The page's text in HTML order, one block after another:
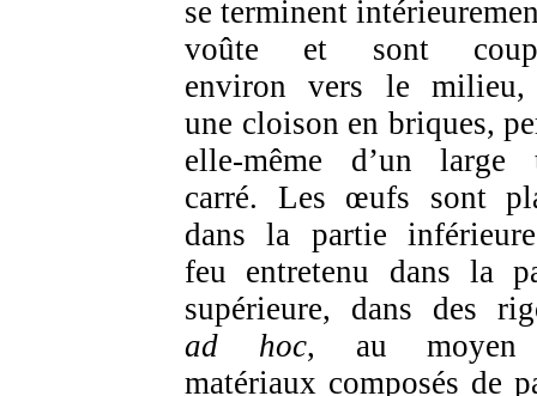
se terminent
voûte et sont
environ vers le milieu,
une cloison en briques,
elle-même d’un large
carré. Les œufs sont
dans la partie
feu entretenu dans la
supérieure, dans des
ad hoc, au moyen
matériaux composés de